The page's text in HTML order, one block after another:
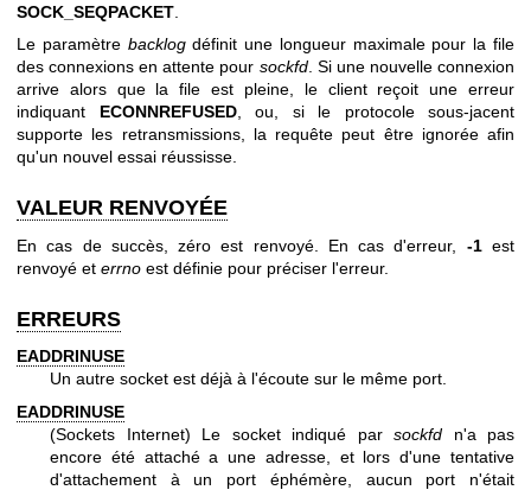
SOCK_SEQPACKET
Le paramètre backlogdéfinit une longueur maximale pour la file
des connexions en attente pour sockfd. Si une nouvelle connexion
arrive alors que la file est pleine, le client reçoit une erreur
indiquant ECONNREFUSED, ou, si le protocole sous‐jacent
supporte les retransmissions, la requête peut être ignorée afin
qu'un nouvel essai réussisse.
VALEUR RENVOYÉE
En cas de succès, zéro est renvoyé. En cas d'erreur, -1est
renvoyé et errno est définie pour préciser l'erreur.
ERREURS
EADDRINUSE
Un autre socket est déjà à l'écoute sur le même port.
EADDRINUSE
(Sockets Internet) Le socket indiqué par sockfd n'a pas
encore été attaché a une adresse, et lors d'une tentative
d'attachement à un port éphémère, aucun port n'était